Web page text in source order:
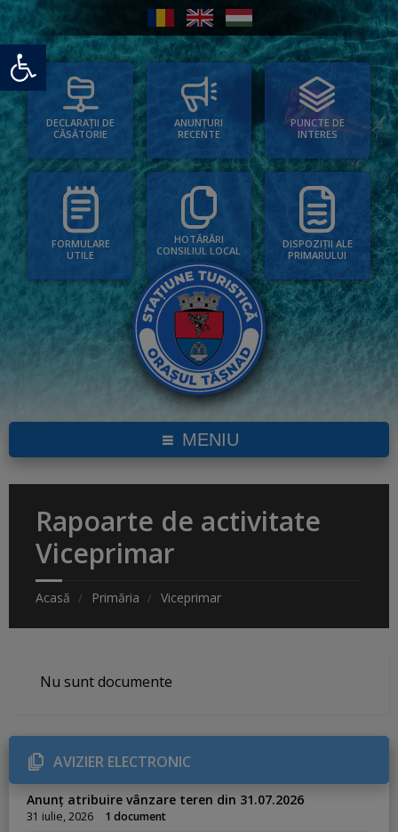
Deschide bara de unelte
DECLARAȚII DE
CĂSĂTORIE
ANUNȚURI
RECENTE
PUNCTE DE
INTERES
FORMULARE
UTILE
HOTĂRÂRI
CONSILIUL LOCAL
DISPOZIȚII ALE
PRIMARULUI
MENIU
Rapoarte de activitate
Viceprimar
Acasă Primăria Viceprimar
Nu sunt documente
AVIZIER ELECTRONIC
Anunț atribuire vânzare teren din 31.07.2026
31 iulie, 2026 1 document